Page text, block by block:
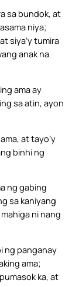
sa bundok, at
niya;
siya’y tumira
anak na
ama ay
sa atin, ayon
at tayo’y
binhi ng
ng gabing
sa kaniyang
ni nang
ng panganay
ama;
ka, at